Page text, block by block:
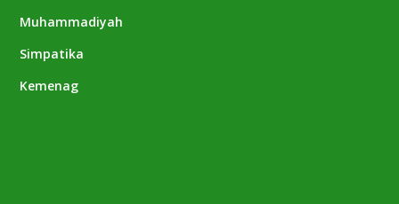
Muhammadiyah
Simpatika
Kemenag